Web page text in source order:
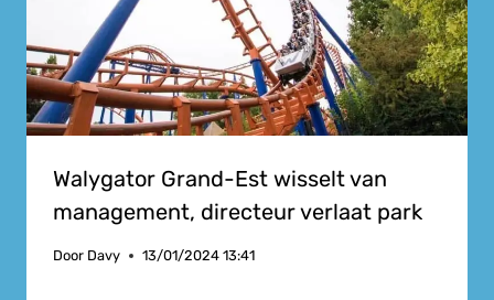
Walygator Grand-Est wisselt van
management, directeur verlaat park
Door Davy 13/01/2024 13:41